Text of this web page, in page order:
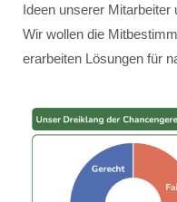
Ideen unserer
Wir wollen die
erarbeiten Lösungen für